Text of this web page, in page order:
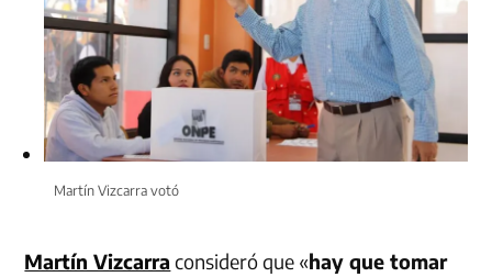
Martín Vizcarra votó
Martín Vizcarra consideró que «hay que tomar